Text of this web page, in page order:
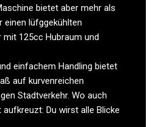
bietet aber mehr als
einen lüfggekühlten
125cc Hubraum und
einfachem Handling bietet
auf kurvenreichen
Stadtverkehr. Wo auch
Du wirst alle Blicke